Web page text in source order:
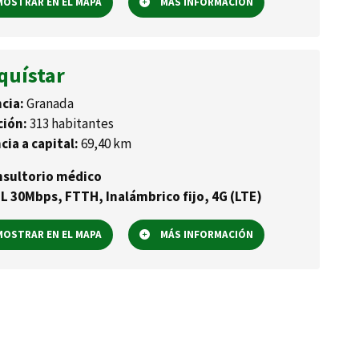
Granada
313 habitantes
a capital:69,40 km
médico
30Mbps, FTTH, Inalámbrico fijo, 4G (LTE)
EN EL MAPA MÁS INFORMACIÓN